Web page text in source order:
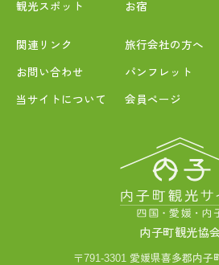
観光スポット お宿
関連リンク
お問い合わせ
当サイトについて
旅行会社の方へ
パンフレット
会員ページ
内子町観光協
〒791-3301 愛媛県喜多郡内子